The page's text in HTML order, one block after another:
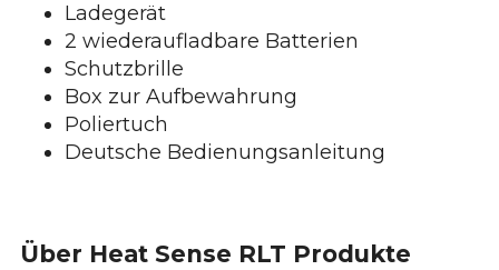
Ladegerät
2 wiederaufladbare Batterien
Schutzbrille
Box zur Aufbewahrung
Poliertuch
Deutsche Bedienungsanleitung
Über Heat Sense RLT Produkte